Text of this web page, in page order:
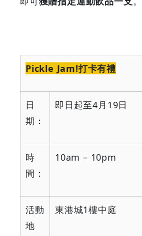
Pickle Jam!打卡有禮
日
期：
即日起至4月 19日
時
間：
10am – 10pm
活動
地
東港城1樓中庭